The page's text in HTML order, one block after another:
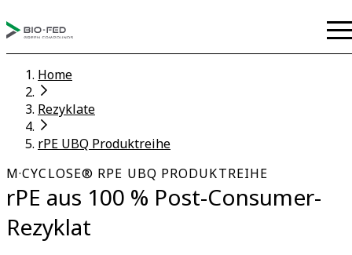
Home
Rezyklate
rPE UBQ Produktreihe
M·CYCLOSE® RPE UBQ PRODUKTREIHE
rPE aus 100 % Post-Consumer-
Rezyklat